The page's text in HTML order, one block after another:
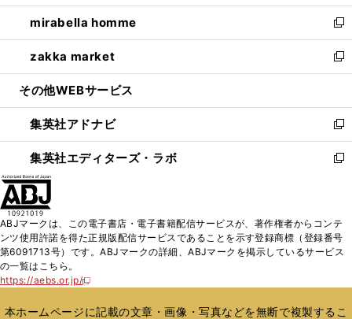
開
く
ウ
で
開
く
ン
ド
ウ
で
開
ウ
ィ
ン
ド
ウ
開
く
し
い
ウ
ィ
ン
ウ
で
開
く
mirabella homme
新
し
い
ウ
ン
ド
ウ
で
zakka market
新
し
ウ
ィ
ン
ド
く
その他WEBサービス
集英社アドナビ
新
し
い
ド
ウ
で
集英社エディターズ・ラボ
新
ィ
ン
ド
開
ABJマークは、この電子書店・電子書籍配信サービスが、著作権者からコンテ
ンツ使用許諾を得た正規版配信サービスであることを示す登録商標（登録番号
第6091713号）です。ABJマークの詳細、ABJマークを掲示しているサービス
の一覧はこちら。
https://aebs.or.jp/
新
い
本ホームページに記載の文章・画像・写真などを無断で複製するこ